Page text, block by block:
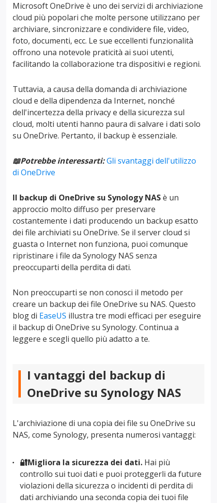
Microsoft OneDrive è uno dei servizi di archiviazione
cloud più popolari che molte persone utilizzano per
archiviare, sincronizzare e condividere file, video,
foto, documenti, ecc. Le sue eccellenti funzionalità
offrono una notevole praticità ai suoi utenti,
facilitando la collaborazione tra dispositivi e regioni.
Tuttavia, a causa della domanda di archiviazione
cloud e della dipendenza da Internet, nonché
dell'incertezza della privacy e della sicurezza sul
cloud, molti utenti hanno paura di salvare i dati solo
su OneDrive. Pertanto, il backup è essenziale.
📖Potrebbe interessarti:Gli svantaggi dell'utilizzo
di OneDrive
Il backup di OneDrive su Synology NASè un
approccio molto diffuso per preservare
costantemente i dati producendo un backup esatto
dei file archiviati su OneDrive. Se il server cloud si
guasta o Internet non funziona, puoi comunque
ripristinare i file da Synology NAS senza
preoccuparti della perdita di dati.
Non preoccuparti se non conosci il metodo per
creare un backup dei file OneDrive su NAS. Questo
blog di EaseUS illustra tre modi efficaci per eseguire
il backup di OneDrive su Synology. Continua a
leggere e scegli quello più adatto a te.
I vantaggi del backup di
OneDrive su Synology NAS
L'archiviazione di una copia dei file su OneDrive su
NAS, come Synology, presenta numerosi vantaggi:
🔐Migliora la sicurezza dei dati. Hai più
controllo sui tuoi dati e puoi proteggerli da future
violazioni della sicurezza o incidenti di perdita di
dati archiviando una seconda copia dei tuoi file